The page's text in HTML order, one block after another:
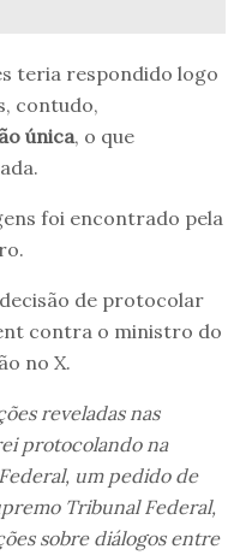
teria respondido logo
contudo,
única, o que
foi encontrado pela
de protocolar
contra o ministro do
no X.
reveladas nas
protocolando na
um pedido de
Tribunal Federal,
sobre diálogos entre